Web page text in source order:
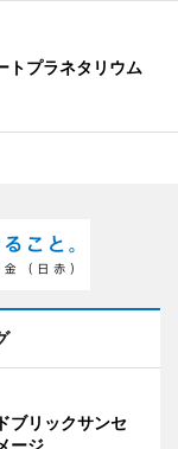
トプラネタリウム
ブリックサンセ